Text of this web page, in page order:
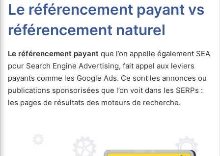
Le référencement payant vs
référencement naturel
Le référencement payant que l’on appelle également SEA
pour Search Engine Advertising, fait appel aux leviers
payants comme les Google Ads. Ce sont les annonces ou
publications sponsorisées que l’on voit dans les SERPs :
les pages de résultats des moteurs de recherche.